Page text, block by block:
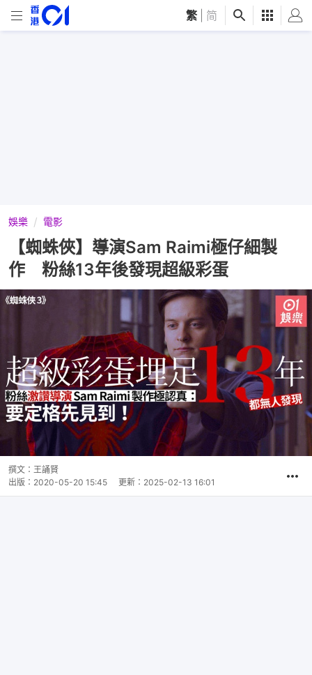
繁 简
娛樂 電影
【蜘蛛俠】導演Sam Raimi極仔細製
作 粉絲13年後發現超級彩蛋
撰文： 王誦賢
出版： 2020-05-20 15:45 更新： 2025-02-13 16:01